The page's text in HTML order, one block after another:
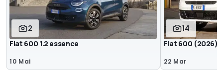
2
Fiat 600 1.2 essence
10 Mai
14
Fiat 600 (2026)
22 Mar